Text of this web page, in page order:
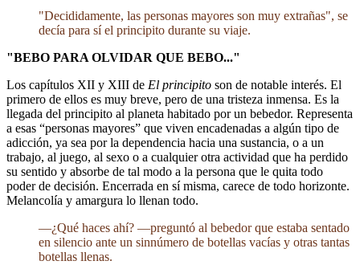
"Decididamente, las personas mayores son muy extrañas", se
decía para sí el principito durante su viaje.
"BEBO PARA OLVIDAR QUE BEBO..."
Los capítulos XII y XIII de El principito son de notable interés. El
primero de ellos es muy breve, pero de una tristeza inmensa. Es la
llegada del principito al planeta habitado por un bebedor. Representa
a esas “personas mayores” que viven encadenadas a algún tipo de
adicción, ya sea por la dependencia hacia una sustancia, o a un
trabajo, al juego, al sexo o a cualquier otra actividad que ha perdido
su sentido y absorbe de tal modo a la persona que le quita todo
poder de decisión. Encerrada en sí misma, carece de todo horizonte.
Melancolía y amargura lo llenan todo.
—¿Qué haces ahí? —preguntó al bebedor que estaba sentado
en silencio ante un sinnúmero de botellas vacías y otras tantas
botellas llenas.